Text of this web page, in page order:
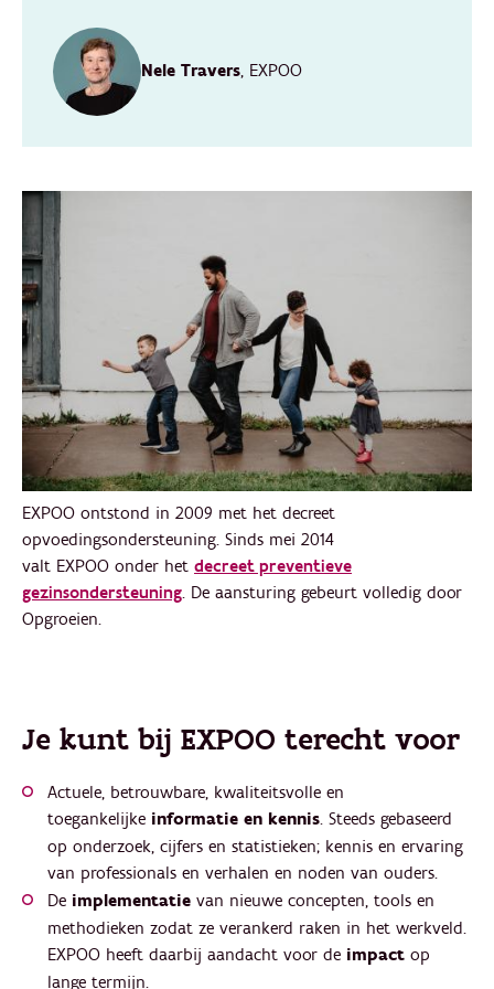
Nele Travers, EXPOO
EXPOO ontstond in 2009 met het decreet
opvoedingsondersteuning. Sinds mei 2014
valt EXPOO onder het decreet preventieve
gezinsondersteuning. De aansturing gebeurt volledig door
Opgroeien.
Je kunt bij EXPOO terecht voor
Actuele, betrouwbare, kwaliteitsvolle en
toegankelijke informatie en kennis. Steeds gebaseerd
op onderzoek, cijfers en statistieken; kennis en ervaring
van professionals en verhalen en noden van ouders.
De implementatie van nieuwe concepten, tools en
methodieken zodat ze verankerd raken in het werkveld.
EXPOO heeft daarbij aandacht voor de impact op
lange termijn.